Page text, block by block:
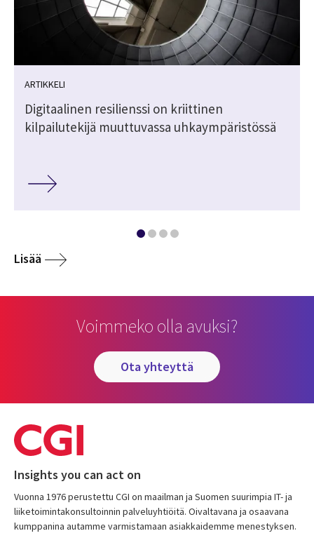
ARTIKKELI
Digitaalinen resilienssi on kriittinen
kilpailutekijä muuttuvassa uhkaympäristössä
Lisää
Voimmeko olla avuksi?
ota yhteyttä
Insights you can act on
Vuonna 1976 perustettu CGI on maailman ja Suomen suurimpia IT- ja
liiketoimintakonsultoinnin palveluyhtiöitä. Oivaltavana ja osaavana
kumppanina autamme varmistamaan asiakkaidemme menestyksen.